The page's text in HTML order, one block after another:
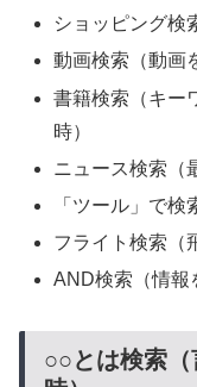
ショッピング検
動画検索（動画
書籍検索（キー
時）
ニュース検索（
「ツール」で検
フライト検索（
AND検索（情報
○○とは検索